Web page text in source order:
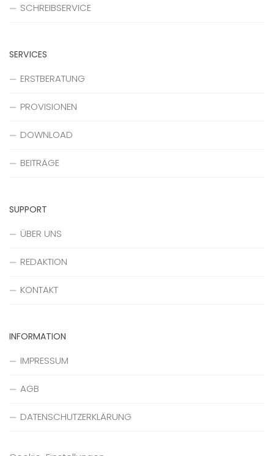
SCHREIBSERVICE
SERVICES
ERSTBERATUNG
PROVISIONEN
DOWNLOAD
BEITRÄGE
SUPPORT
ÜBER UNS
REDAKTION
KONTAKT
INFORMATION
IMPRESSUM
AGB
DATENSCHUTZERKLÄRUNG